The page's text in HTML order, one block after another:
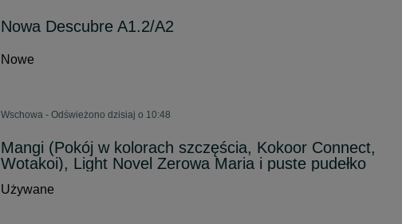
Nowa Descubre A1.2/A2
Nowe
Wschowa - Odświeżono dzisiaj o 10:48
Mangi (Pokój w kolorach szczęścia, Kokoor Connect,
Wotakoi), Light Novel Zerowa Maria i puste pudełko
Używane